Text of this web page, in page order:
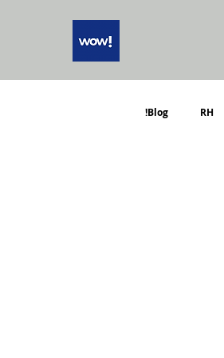
!Blog RH